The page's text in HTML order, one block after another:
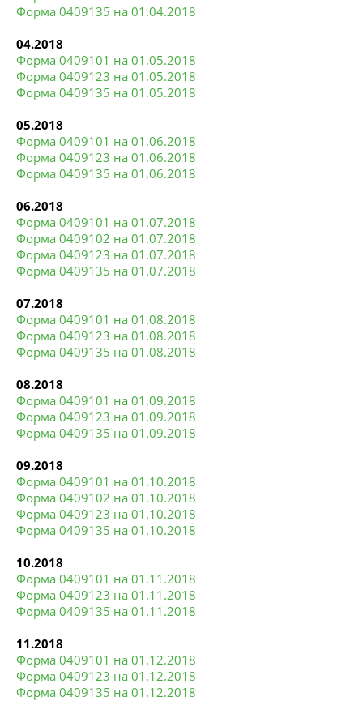
Форма 0409135 на 01.04.2018
04.2018
Форма 0409101 на 01.05.2018
Форма 0409123 на 01.05.2018
Форма 0409135 на 01.05.2018
05.2018
Форма 0409101 на 01.06.2018
Форма 0409123 на 01.06.2018
Форма 0409135 на 01.06.2018
06.2018
Форма 0409101 на 01.07.2018
Форма 0409102 на 01.07.2018
Форма 0409123 на 01.07.2018
Форма 0409135 на 01.07.2018
07.2018
Форма 0409101 на 01.08.2018
Форма 0409123 на 01.08.2018
Форма 0409135 на 01.08.2018
08.2018
Форма 0409101 на 01.09.2018
Форма 0409123 на 01.09.2018
Форма 0409135 на 01.09.2018
09.2018
Форма 0409101 на 01.10.2018
Форма 0409102 на 01.10.2018
Форма 0409123 на 01.10.2018
Форма 0409135 на 01.10.2018
10.2018
Форма 0409101 на 01.11.2018
Форма 0409123 на 01.11.2018
Форма 0409135 на 01.11.2018
11.2018
Форма 0409101 на 01.12.2018
Форма 0409123 на 01.12.2018
Форма 0409135 на 01.12.2018